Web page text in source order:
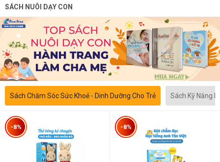
SÁCH NUÔI DẠY CON
Sách Chăm Sóc Sức Khoẻ - Dinh Dưỡng Cho Trẻ Sách Kỹ Năng
-8% -8%